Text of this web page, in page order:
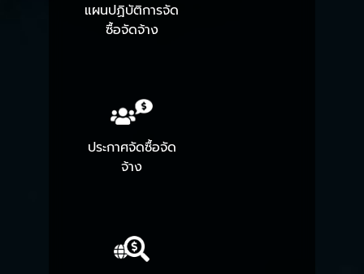
แผนปฏิบัติการจัด
ซื้อจัดจ้าง
ประกาศจัดซื้อจัด
จ้าง